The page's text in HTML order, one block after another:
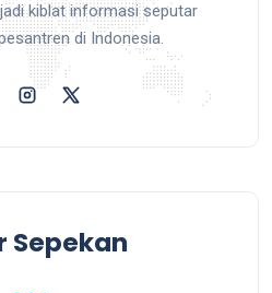
kiblat informasi seputar
di Indonesia.
Sepekan